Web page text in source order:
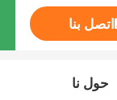
اتصل بنا
حول نا